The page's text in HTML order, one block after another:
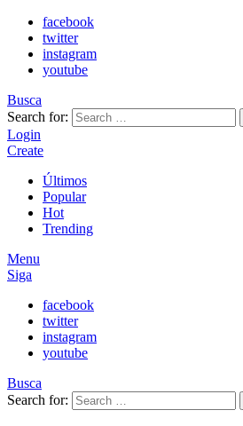
facebook
twitter
instagram
youtube
Busca
Search for:
Login
Create
Últimos
Popular
Hot
Trending
Menu
Siga
facebook
twitter
instagram
youtube
Busca
Search for: